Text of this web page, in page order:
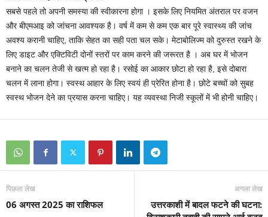
सबसे पहले तो अपनी समस्या की स्वीकारना होगा । इसके लिए नियमित अंतराल पर वजन
और बीएमआइ को जांचना आवश्यक है। वर्ष में कम से कम एक बार पूरे स्वास्थ्य की जांच
अवश्य करानी चाहिए, ताकि सेहत का सही पता चल सके। मेटाबोलिज्म को दुरुस्त रखने के
लिए डाइट और एक्टिविटी दोनों स्तरों पर काम करने की जरूरत है । अब घर में भोजन
बनाने का चलन तेजी से खत्म हो रहा है। रसोई का आकार छोटा हो रहा है, इसे दोबारा
चलन में लाना होगा। स्वस्थ आहार के लिए स्वयं ही प्रेरित होना है। छोटे बच्चों को सुबह
स्वस्थ भोजन देने का प्रयास करना चाहिए। यह व्यवस्था निजी स्कूलों में भी होनी चाहिए।
पिछला लेख
06 अगस्त 2025 का राशिफल
अगला लेख
उत्तरकाशी में बादल फटने की घटना: